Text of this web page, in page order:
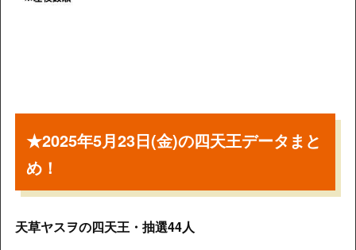
★2025年5月23日(金)の四天王データまと
め！
天草ヤスヲの四天王・抽選44人